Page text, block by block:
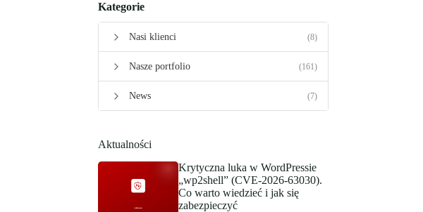
Kategorie
Nasi klienci (8)
Nasze portfolio (161)
News (7)
Aktualności
Krytyczna luka w WordPressie
„wp2shell” (CVE-2026-63030).
Co warto wiedzieć i jak się
zabezpieczyć